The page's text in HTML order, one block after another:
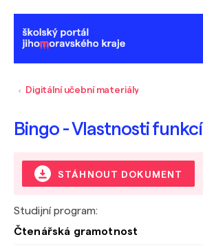
Digitální učební materiály
Bingo - Vlastnosti funkcí
STÁHNOUT DOKUMENT
Studijní program:
Čtenářská gramotnost